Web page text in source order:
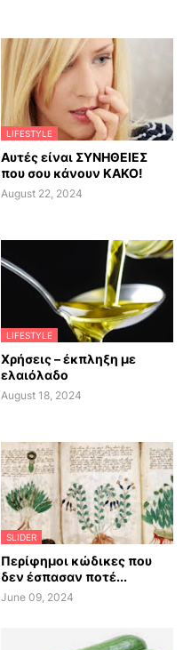
LIFESTYLE
Αυτές είναι ΣΥΝΗΘΕΙΕΣ
που σου κάνουν ΚΑΚΟ!
August 22, 2024
LIFESTYLE
Χρήσεις – έκπληξη με
ελαιόλαδο
August 18, 2024
SLIDER
Περίφημοι κώδικες που
δεν έσπασαν ποτέ...
June 09, 2024